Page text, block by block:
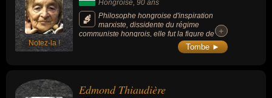
Notez-la !
Hongroise , 90 ans
Philosophe hongroise d'inspiration
marxiste, dissidente du régime
communiste hongrois, elle fut la figure de
l’opposition intellectuelle au pouvoir du
national-conservateur Viktor Orban.
+
+
Tombe ►
Edmond Thiaudière